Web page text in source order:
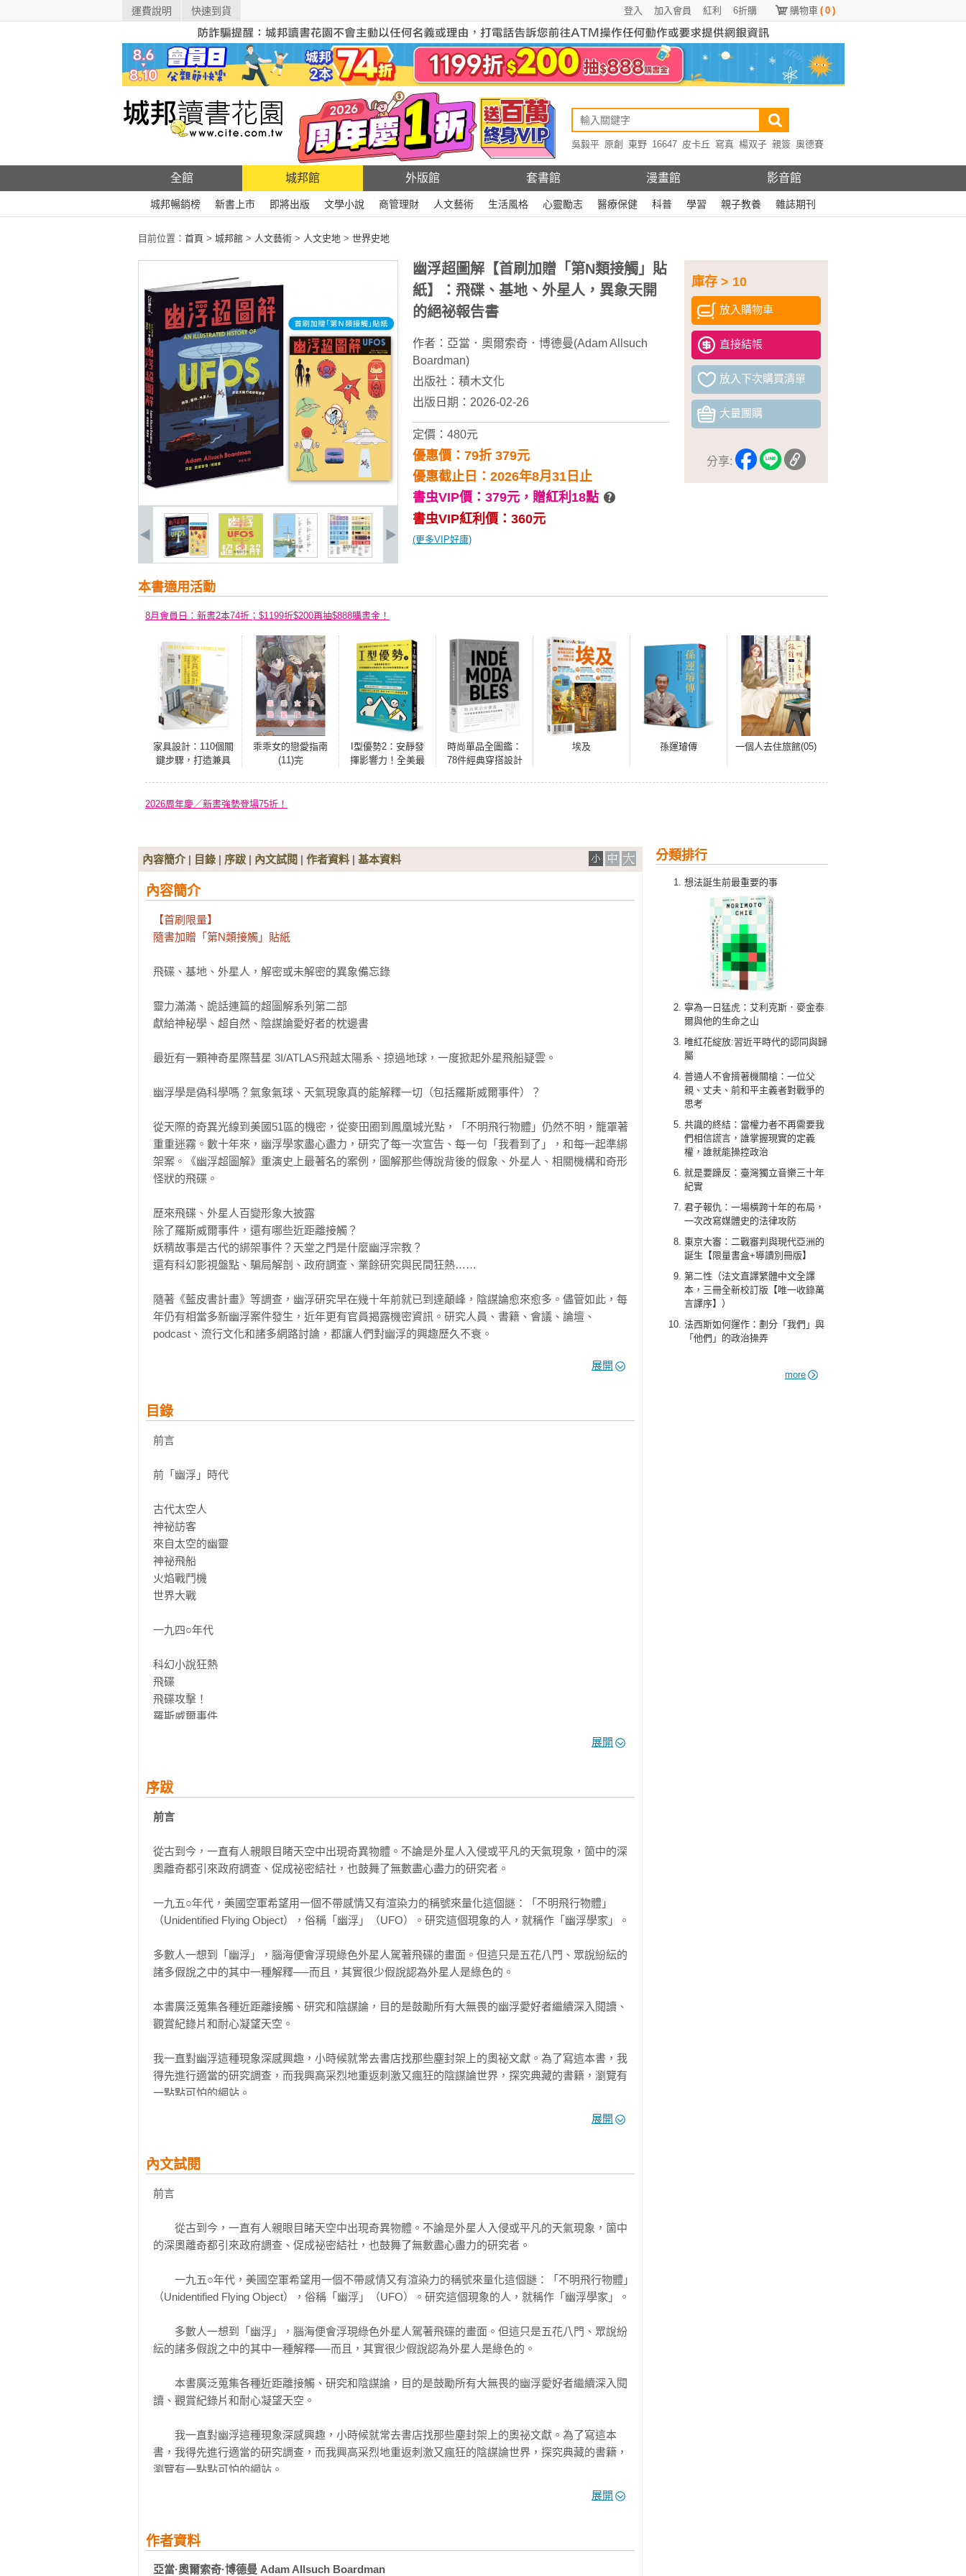
運費說明 快速到貨 購物車 ( 0 )
6折購
紅利
加入會員
登入
吳毅平 原創 東野 16647 皮卡丘 寫真 楊双子 親簽 奧德賽
全館 城邦館 外版館 套書館 漫畫館 影音館
城邦暢銷榜 新書上市 即將出版 文學小說 商管理財 人文藝術 生活風格 心靈勵志 醫療保健 科普 學習 親子教養 雜誌期刊
目前位置： 首頁 > 城邦館 > 人文藝術 > 人文史地 > 世界史地
庫存 > 10
放入購物車
直接結帳
放入下次購買清單
大量團購
分享:
幽浮超圖解【首刷加贈「第N類接觸」貼
紙】：飛碟、基地、外星人，異象天開
的絕祕報告書
作者： 亞當．奧爾索奇．博德曼(Adam Allsuch
Boardman)
出版社： 積木文化
出版日期：2026-02-26
定價：480元
優惠價：79折 379元
優惠截止日：2026年8月31日止
書虫VIP價：379元， 贈紅利18點
書虫VIP紅利價：360元
(更多VIP好康)
本書適用活動
8月會員日：新書2本74折；$1199折$200再抽$888購書金！
家具設計：110個關
鍵步驟，打造兼具
乖乖女的戀愛指南
(11)完
I型優勢2：安靜發
揮影響力！全美最
時尚單品全圖鑑：
78件經典穿搭設計
埃及 孫運璿傳 一個人去住旅館(05)
2026周年慶／新書強勢登場75折！
分類排行
想法誕生前最重要的事
寧為一日猛虎：艾利克斯．麥金泰
爾與他的生命之山
唯紅花綻放:習近平時代的認同與歸
屬
普通人不會揹著機關槍：一位父
親、丈夫、前和平主義者對戰爭的
思考
共識的終結：當權力者不再需要我
們相信謊言，誰掌握現實的定義
權，誰就能操控政治
就是要躁反：臺灣獨立音樂三十年
紀實
君子報仇：一場橫跨十年的布局，
一次改寫媒體史的法律攻防
東京大審：二戰審判與現代亞洲的
誕生【限量書盒+導讀別冊版】
第二性（法文直譯繁體中文全譯
本，三冊全新校訂版【唯一收錄萬
言譯序】）
法西斯如何運作：劃分「我們」與
「他們」的政治操弄
more
內容簡介| 目錄 | 序跋 | 內文試閱 | 作者資料 | 基本資料
內容簡介
【首刷限量】
隨書加贈「第N類接觸」貼紙
飛碟、基地、外星人，解密或未解密的異象備忘錄
靈力滿滿、詭話連篇的超圖解系列第二部
獻給神秘學、超自然、陰謀論愛好者的枕邊書
最近有一顆神奇星際彗星 3I/ATLAS飛越太陽系、掠過地球，一度掀起外星飛船疑雲。
幽浮學是偽科學嗎？氣象氣球、天氣現象真的能解釋一切（包括羅斯威爾事件）？
從天際的奇異光線到美國51區的機密，從麥田圈到鳳凰城光點，「不明飛行物體」仍然不明，籠罩著
重重迷霧。數十年來，幽浮學家盡心盡力，研究了每一次宣告、每一句「我看到了」，和每一起準綁
架案。《幽浮超圖解》重演史上最著名的案例，圖解那些傳說背後的假象、外星人、相關機構和奇形
怪狀的飛碟。
歷來飛碟、外星人百變形象大披露
除了羅斯威爾事件，還有哪些近距離接觸？
妖精故事是古代的綁架事件？天堂之門是什麼幽浮宗教？
還有科幻影視盤點、騙局解剖、政府調查、業餘研究與民間狂熱……
隨著《藍皮書計畫》等調查，幽浮研究早在幾十年前就已到達顛峰，陰謀論愈來愈多。儘管如此，每
年仍有相當多新幽浮案件發生，近年更有官員揭露機密資訊。研究人員、書籍、會議、論壇、
podcast、流行文化和諸多網路討論，都讓人們對幽浮的興趣歷久不衰。
「《幽浮超圖解》以精美插畫爬梳外星人入侵地球的種種事蹟，讓讀者重回那資訊尚不發達、一切皆
有可能、令人興奮不已的過往情境中。即便有些事件已經在書中被揭穿，但我還是會說：I want to
believe！」
「為避開幽浮故事最陳腐無聊的結論：『我們可能永遠不會知道，』我會建議大家：多多仰望天空，
＼通靈通到外太空？！／
「通靈」在十九世紀大為流行，被視為一種新興科學。當時的靈媒宣稱不但能接通地球的亡靈，更能
接觸外星人！不過由於知識限制，他們說的「外星」僅限於火星、金星等地球鄰居。
洛斯曾住在地下城市，後來撤出地球，並警告人類，邪惡的戴洛斯還潛伏在地下的廢墟。這故事刊出
後，讀者紛紛寫信自稱曾被戴洛斯綁架和折磨。
＼幽浮時代──開啟！/
1947年6月24日大約下午三點時，阿諾駕著他的飛機接近雷尼爾山，這時看到遠方有九個物體，「外型
民眾興趣後，編輯雷蒙．帕默為他的新雜誌《命運》尋找類似的故事。兩名港口工人宣稱有六架甜甜
圈形狀的飛船朝他們投下怪異的金屬，砸死一條狗，還害一個年輕人受傷。
美國空軍針對飛碟、外星人的調查《藍皮書計畫》影響深遠，其中包括他們把飛碟統稱為「不明飛行
＼巨石太空飛船年會／
1953年起，外星人接觸者凡‧塔瑟爾每年都在他的加州小機場舉辦會議，是幽浮社群的盛事，數以萬
計的民眾前往參與，聽講座、交流書籍和器材。雖然集會隨著凡‧塔瑟爾去世而在1978年終止，他建
＼第一個被綁架的人／
1957年10月16日夜，天氣和煦，巴西的農人安東尼奧．維拉斯．波亞斯在外耕作時，似乎看到一架飛
碟降落在附近。據他的說法，有三個高個子從太空船衝出來抓住他，把他拖進飛碟裡。波亞斯被迫接
受不尋常的醫療程序，害他嘔吐，還有個外星女性走過來挑逗他。經歷了痛苦不堪的侵犯，波亞斯被
如果說灰人屬於「混亂邪惡」，「爬蟲人」便是「守序邪惡」一派的，他們住在地球空心的內部，能
＼令人戰慄的道西基地／
有人接收到一個祕密地下基地的無線電，從此開啟了道西傳奇。據說美國政府和外星人（灰人、爬蟲
人）在這個基地合作，進行精神控制和基因實驗，但後來發生內鬨，造成六十多名人類死亡。類似道
【更多內幕】
幽浮目擊事件可能是美國或蘇聯進行的心理作戰？
森林是民間傳說的常見場景，也是目擊幽浮和接觸外星人的熱門地點？
UFO是不明飛行物體，那USO是什麼？
《X檔案》播出後，許多幽浮組織的會員數都急遽增加？
展開
目錄
前言
前「幽浮」時代
古代太空人
神祕訪客
來自太空的幽靈
神祕飛船
火焰戰鬥機
世界大戰
一九四○年代
科幻小說狂熱
飛碟
飛碟攻擊！
羅斯威爾事件
銀幕的飛碟
太平洋上空的幽浮
巨石太空飛船年會
太空入侵者
一九六○年代
希爾夫婦綁架事件
非不明飛行物體
跨維度
軍事行動
凱克斯堡事件
詭異森林
崔維斯．華頓事件
大腳怪是外星人嗎？
拍到了！
惠特利．史崔伯的《聖餐》
赫斯達倫之光
51區
一九九○年代
電視上的幽浮
阿瑞爾學校事件
展開
序跋
前言
從古到今，一直有人親眼目睹天空中出現奇異物體。不論是外星人入侵或平凡的天氣現象，箇中的深
奧離奇都引來政府調查、促成祕密結社，也鼓舞了無數盡心盡力的研究者。
一九五○年代，美國空軍希望用一個不帶感情又有渲染力的稱號來量化這個謎：「不明飛行物體」
（Unidentified Flying Object），俗稱「幽浮」（UFO）。研究這個現象的人，就稱作「幽浮學家」。
多數人一想到「幽浮」，腦海便會浮現綠色外星人駕著飛碟的畫面。但這只是五花八門、眾說紛紜的
諸多假說之中的其中一種解釋──而且，其實很少假說認為外星人是綠色的。
本書廣泛蒐集各種近距離接觸、研究和陰謀論，目的是鼓勵所有大無畏的幽浮愛好者繼續深入閱讀、
觀賞紀錄片和耐心凝望天空。
我一直對幽浮這種現象深感興趣，小時候就常去書店找那些塵封架上的奧祕文獻。為了寫這本書，我
得先進行適當的研究調查，而我興高采烈地重返刺激又瘋狂的陰謀論世界，探究典藏的書籍，瀏覽有
一點點可怕的網站。
幽浮學是充滿有趣臆測和辯論的領域，而我最大的願望是你可以繼續尋找你自己的真相，畢竟，像《X
展開
內文試閱
前言
從古到今，一直有人親眼目睹天空中出現奇異物體。不論是外星人入侵或平凡的天氣現象，箇中
的深奧離奇都引來政府調查、促成祕密結社，也鼓舞了無數盡心盡力的研究者。
一九五○年代，美國空軍希望用一個不帶感情又有渲染力的稱號來量化這個謎：「不明飛行物體」
（Unidentified Flying Object），俗稱「幽浮」（UFO）。研究這個現象的人，就稱作「幽浮學家」。
多數人一想到「幽浮」，腦海便會浮現綠色外星人駕著飛碟的畫面。但這只是五花八門、眾說紛
紜的諸多假說之中的其中一種解釋──而且，其實很少假說認為外星人是綠色的。
本書廣泛蒐集各種近距離接觸、研究和陰謀論，目的是鼓勵所有大無畏的幽浮愛好者繼續深入閱
讀、觀賞紀錄片和耐心凝望天空。
我一直對幽浮這種現象深感興趣，小時候就常去書店找那些塵封架上的奧祕文獻。為了寫這本
書，我得先進行適當的研究調查，而我興高采烈地重返刺激又瘋狂的陰謀論世界，探究典藏的書籍，
瀏覽有一點點可怕的網站。
幽浮學是充滿有趣臆測和辯論的領域，而我最大的願望是你可以繼續尋找你自己的真相，畢竟，
展開
作者資料
亞當·奧爾索奇·博德曼 Adam Allsuch Boardman